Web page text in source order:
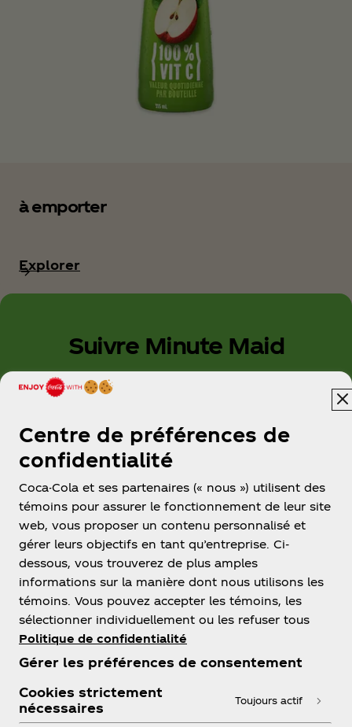
à emporter
Explorer
Suivre Minute Maid
ᴹᴰThe Coca‑Cola Company, utilisée sous licence
À propos de nous
Centre de préférences de
confidentialité
Coca-Cola et ses partenaires (« nous ») utilisent des
témoins pour assurer le fonctionnement de leur site
web, vous proposer un contenu personnalisé et
gérer leurs objectifs en tant qu’entreprise. Ci-
dessous, vous trouverez de plus amples
informations sur la manière dont nous utilisons les
témoins. Vous pouvez accepter les témoins, les
sélectionner individuellement ou les refuser tous
Politique de confidentialité
Gérer les préférences de consentement
Cookies strictement
nécessaires
Toujours actif